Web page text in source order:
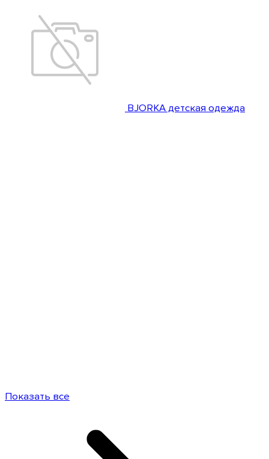
BJORKA детская одежда
Показать все